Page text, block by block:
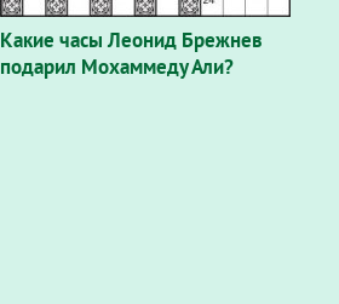
Какие часы Леонид Брежнев
подарил Мохаммеду Али?